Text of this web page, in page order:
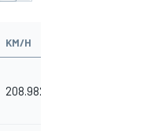
KM/H
208.982